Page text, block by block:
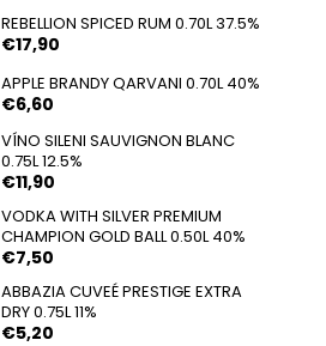
REBELLION SPICED RUM 0.70L 37.5%
€17,90
APPLE BRANDY QARVANI 0.70L 40%
€6,60
VÍNO SILENI SAUVIGNON BLANC
0.75L 12.5%
€11,90
VODKA WITH SILVER PREMIUM
CHAMPION GOLD BALL 0.50L 40%
€7,50
ABBAZIA CUVEÉ PRESTIGE EXTRA
DRY 0.75L 11%
€5,20